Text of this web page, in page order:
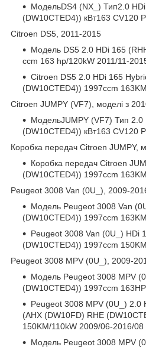
МодельDS4 (NX_) Тип2.0
(DW10CTED4)) кВт163 CV120
Citroen DS5, 2011-2015
Модель DS5 2.0 HDi 165
ccm 163 hp/120kW 2011/11-
Citroen DS5 2.0 HDi 165
(DW10CTED4)) 1997ccm
Citroen JUMPY (VF7), моделі з
МодельJUMPY (VF7) Тип 2.0
(DW10CTED4)) кВт163 CV120
Коробка передач Citroen JUMPY,
Коробка передач Citroen
(DW10CTED4)) 1997ccm
Peugeot 3008 Van (0U_), 2009-
Модель Peugeot 3008 Van
(DW10CTED4)) 1997ccm
Peugeot 3008 Van (0U_) HDi
(DW10CTED4)) 1997ccm
Peugeot 3008 MPV (0U_), 2009-
Модель Peugeot 3008 MPV
(DW10CTED4)) 1997ccm
Peugeot 3008 MPV (0U_) 2.0
(AHX (DW10FD) RHE
150KM/110kW 2009/06-2016/08
Модель Peugeot 3008 MPV